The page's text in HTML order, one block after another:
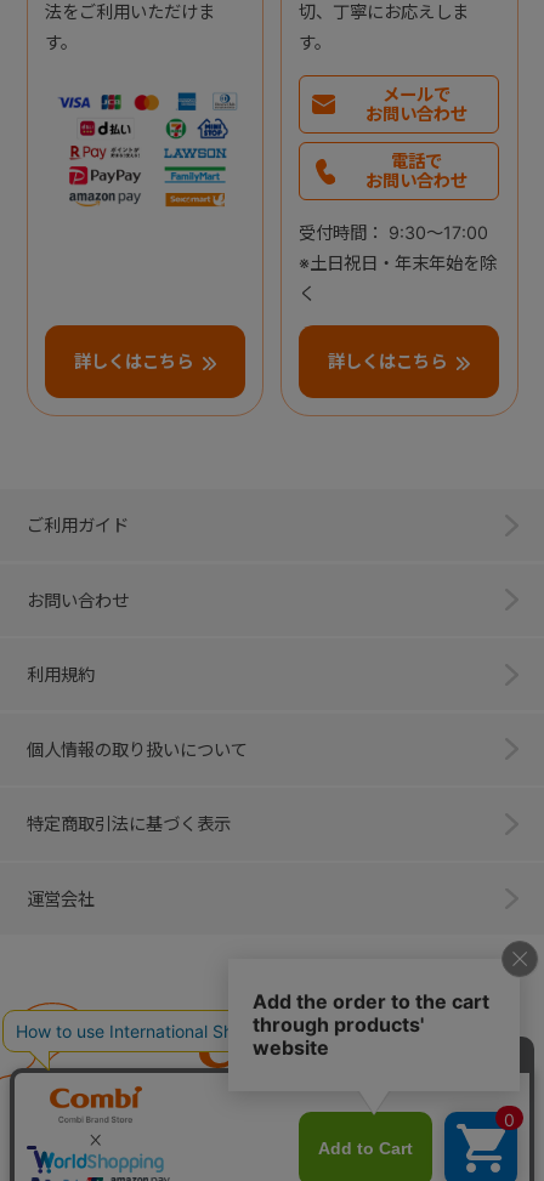
法をご利用いただけま
す。
詳しくはこちら
切、丁寧にお応えしま
す。
メールで
お問い合わせ
電話で
お問い合わせ
受付時間： 9:30～17:00
※土日祝日・年末年始を除
く
詳しくはこちら
ご利用ガイド
お問い合わせ
利用規約
個人情報の取り扱いについて
特定商取引法に基づく表示
運営会社
子育てに、イノベーションを。
ベビー用品のコンビ株式会社